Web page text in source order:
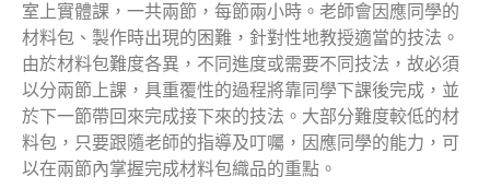
室上實體課，一共兩節，每節兩小時。老師會因應同學的
材料包、製作時出現的困難，針對性地教授適當的技法。
由於材料包難度各異，不同進度或需要不同技法，故必須
以分兩節上課，具重覆性的過程將靠同學下課後完成，並
於下一節帶回來完成接下來的技法。大部分難度較低的材
料包，只要跟隨老師的指導及叮囑，因應同學的能力，可
以在兩節內掌握完成材料包織品的重點。